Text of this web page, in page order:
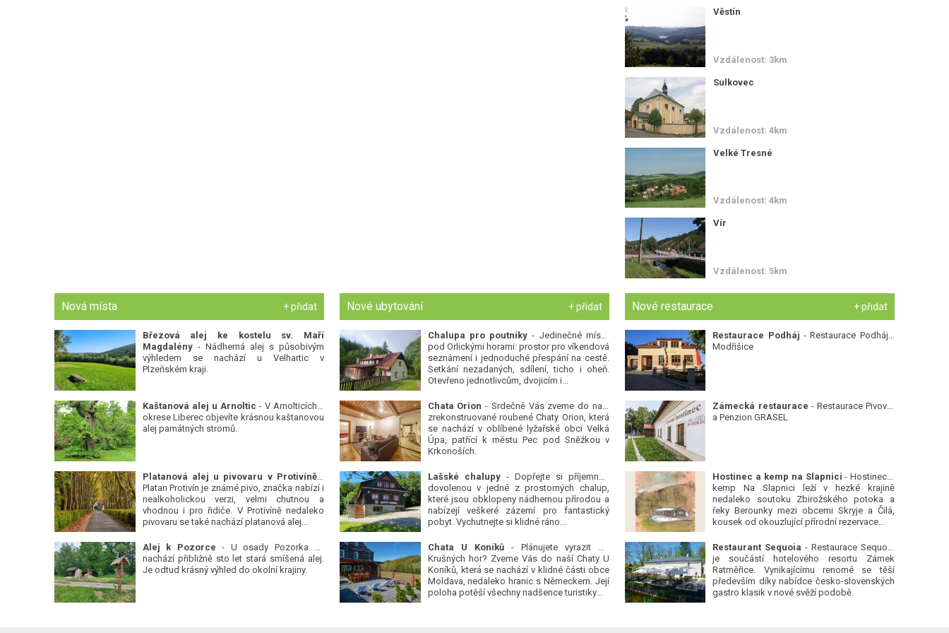
Věstín
Vzdálenost: 3km
Sulkovec
Vzdálenost: 4km
Velké Tresné
Vzdálenost: 4km
Vír
Vzdálenost: 5km
Nová místa + přidat
Březová alej ke kostelu sv. Maří
Magdalény- Nádherná alej s působivým
výhledem se nachází u Velhartic v
Plzeňském kraji.
Kaštanová alej u Arnoltic - V Arnolticích v
okrese Liberec objevíte krásnou kaštanovou
alej památných stromů.
Platanová alej u pivovaru v Protivíně
-
Platan Protivín je známé pivo, značka nabízí i
nealkoholickou verzi, velmi chutnou a
vhodnou i pro řidiče. V Protivíně nedaleko
pivovaru se také nachází platanová alej...
Alej k Pozorce - U osady Pozorka se
nachází přibližně sto let stará smíšená alej.
Je odtud krásný výhled do okolní krajiny.
Nové ubytování + přidat
Chalupa pro poutníky - Jedinečné místo
pod Orlickými horami: prostor pro víkendová
seznámení i jednoduché přespání na cestě.
Setkání nezadaných, sdílení, ticho i oheň.
Otevřeno jednotlivcům, dvojicím i...
Chata Orion - Srdečně Vás zveme do naší
zrekonstruované roubené Chaty Orion, která
se nachází v oblíbené lyžařské obci Velká
Úpa, patřící k městu Pec pod Sněžkou v
Krkonoších.
Lašské chalupy- Dopřejte si příjemnou
dovolenou v jedné z prostorných chalup,
které jsou obklopeny nádhernou přírodou a
nabízejí veškeré zázemí pro fantastický
pobyt. Vychutnejte si klidné ráno...
Chata U Koníků- Plánujete vyrazit do
Krušných hor? Zveme Vás do naší Chaty U
Koníků, která se nachází v klidné části obce
Moldava, nedaleko hranic s Německem. Její
poloha potěší všechny nadšence turistiky...
Nové restaurace + přidat
Restaurace Podháj - Restaurace Podháj -
Modřišice
Zámecká restaurace - Restaurace Pivovar
a Penzion GRASEL
Hostinec a kemp na Slapnici - Hostinec a
kemp Na Slapnici leží v hezké krajině
nedaleko soutoku Zbirožského potoka a
řeky Berounky mezi obcemi Skryje a Čilá,
kousek od okouzlující přírodní rezervace...
Restaurant Sequoia - Restaurace Sequoia
je součástí hotelového resortu Zámek
Ratměřice. Vynikajícímu renomé se těší
především díky nabídce česko-slovenských
gastro klasik v nové svěží podobě.